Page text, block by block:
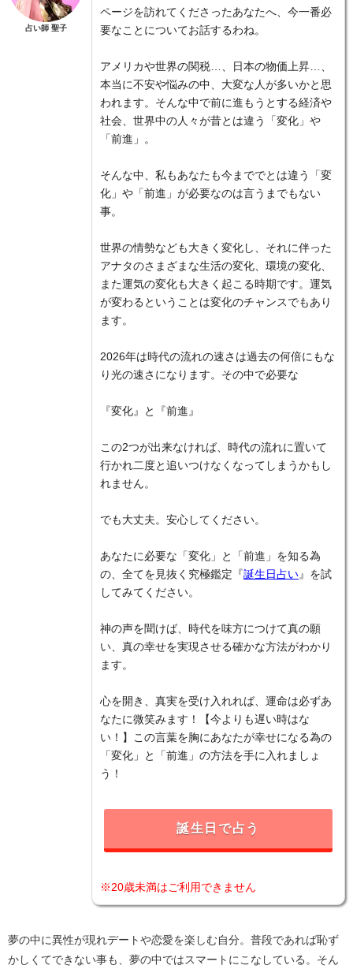
占い師 聖子
ページを訪れてくださったあなたへ、今一番必
要なことについてお話するわね。
アメリカや世界の関税…、日本の物価上昇…、
本当に不安や悩みの中、大変な人が多いかと思
われます。そんな中で前に進もうとする経済や
社会、世界中の人々が昔とは違う「変化」や
「前進」。
そんな中、私もあなたも今まででとは違う「変
化」や「前進」が必要なのは言うまでもない
事。
世界の情勢なども大きく変化し、それに伴った
アナタのさまざまな生活の変化、環境の変化、
また運気の変化も大きく起こる時期です。運気
が変わるということは変化のチャンスでもあり
ます。
2026年は時代の流れの速さは過去の何倍にもな
り光の速さになります。その中で必要な
『変化』と『前進』
この2つが出来なければ、時代の流れに置いて
行かれ二度と追いつけなくなってしまうかもし
れません。
でも大丈夫。安心してください。
あなたに必要な「変化」と「前進」を知る為
の、全てを見抜く究極鑑定『誕生日占い 』を試
してみてください。
神の声を聞けば、時代を味方につけて真の願
い、真の幸せを実現させる確かな方法がわかり
ます。
心を開き、真実を受け入れれば、運命は必ずあ
なたに微笑みます！【今よりも遅い時はな
い！】この言葉を胸にあなたが幸せになる為の
「変化」と「前進」の方法を手に入れましょ
う！
誕生日で占う
※20歳未満はご利用できません
夢の中に異性が現れデートや恋愛を楽しむ自分。普段であれば恥ず
かしくてできない事も、夢の中ではスマートにこなしている。そん